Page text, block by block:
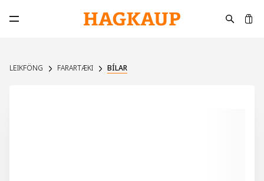
Opna aðalvalmynd
LEIKFÖNG FARARTÆKI BÍLAR